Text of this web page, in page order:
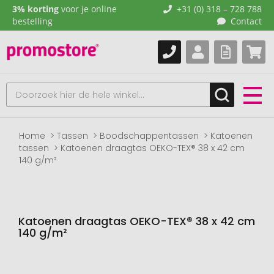
3% korting voor je online
bestelling
+31 (0) 318 – 728 788
Contact
Home Tassen Boodschappentassen
Katoenen
tassen
Katoenen draagtas OEKO-TEX® 38 x 42 cm
140 g/m²
Katoenen draagtas OEKO-TEX® 38 x 42 cm
140 g/m²